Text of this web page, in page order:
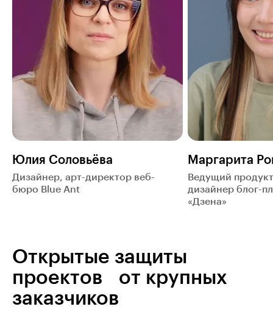
Юлия Соловьёва
Дизайнер, арт-директор веб-
бюро Blue Ant
Маргарита
Ведущий
дизайнер блог-
«Дзена»‎
Открытые защиты
проектов от крупных
заказчиков